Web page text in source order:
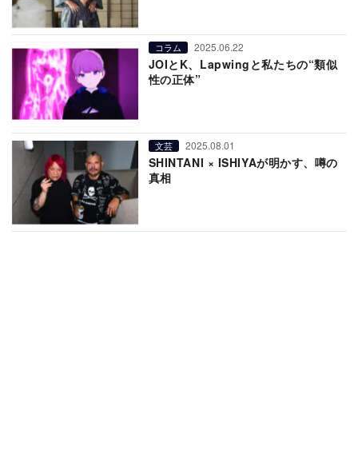
コラム 2025.06.22
JOIとK、Lapwingと私たちの“類似
性の正体”
文芸 2025.08.01
SHINTANI × ISHIYAが明かす、噂の
真相